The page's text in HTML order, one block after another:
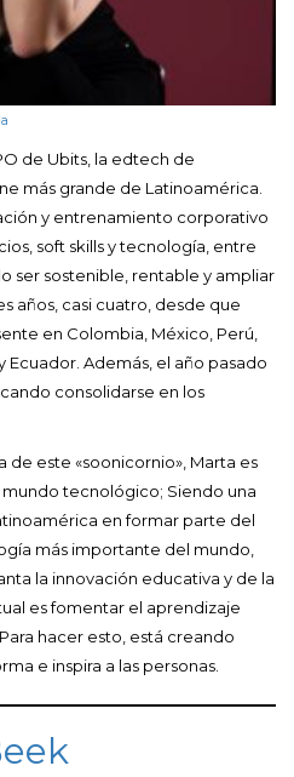
de Ubits, la edtech de
más grande de Latinoamérica.
y entrenamiento corporativo
soft skills y tecnología, entre
ser sostenible, rentable y ampliar
años, casi cuatro, desde que
en Colombia, México, Perú,
Ecuador. Además, el año pasado
consolidarse en los
de este «soonicornio», Marta es
tecnológico; Siendo una
en formar parte del
más importante del mundo,
la innovación educativa y de la
es fomentar el aprendizaje
hacer esto, está creando
e inspira a las personas.